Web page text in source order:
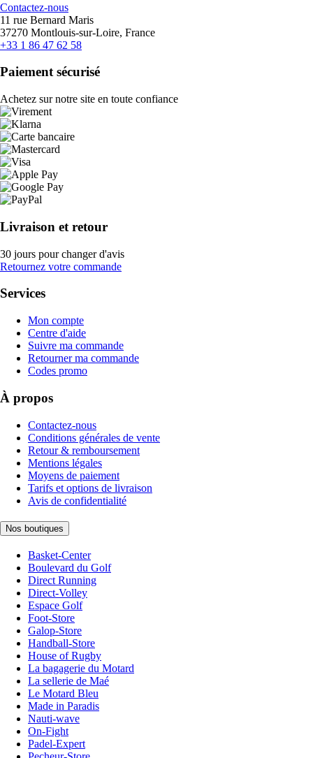
Contactez-nous
11 rue Bernard Maris
37270 Montlouis-sur-Loire, France
+33 1 86 47 62 58
Paiement sécurisé
Achetez sur notre site en toute confiance
Livraison et retour
30 jours pour changer d'avis
Retournez votre commande
Services
Mon compte
Centre d'aide
Suivre ma commande
Retourner ma commande
Codes promo
À propos
Contactez-nous
Conditions générales de vente
Retour & remboursement
Mentions légales
Moyens de paiement
Tarifs et options de livraison
Avis de confidentialité
Nos boutiques
Basket-Center
Boulevard du Golf
Direct Running
Direct-Volley
Espace Golf
Foot-Store
Galop-Store
Handball-Store
House of Rugby
La bagagerie du Motard
La sellerie de Maé
Le Motard Bleu
Made in Paradis
Nauti-wave
On-Fight
Padel-Expert